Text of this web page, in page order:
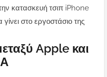
κατασκευή τσιπ iPhone
στο εργοστάσιο της
Apple και